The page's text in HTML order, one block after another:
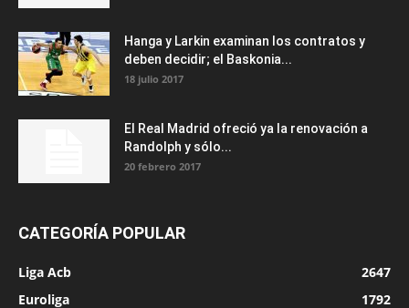
Hanga y Larkin examinan los contratos y
deben decidir; el Baskonia...
18 julio 2017
El Real Madrid ofreció ya la renovación a
Randolph y sólo...
20 febrero 2017
CATEGORÍA POPULAR
Liga Acb
2647
Euroliga
1792